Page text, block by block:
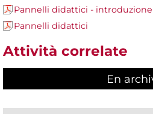
Pannelli didattici - introduzione
Pannelli didattici
Attività correlate
En